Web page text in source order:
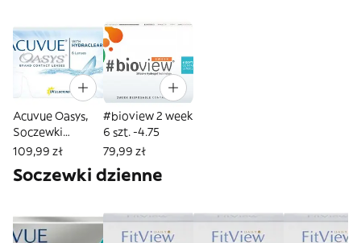
Acuvue Oasys,
Soczewki
kontaktowe
dwutygodniowe,
Moc -4.50
109,99 zł
#bioview 2 week
6 szt. -4.75
79,99 zł
Soczewki dzienne